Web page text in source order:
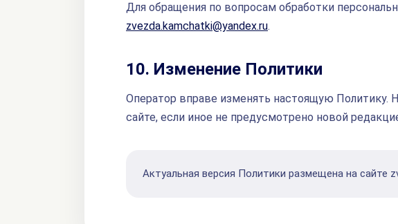
Для обращения по вопросам обработки
zvezda.kamchatki@yandex.ru.
10. Изменение Политики
Оператор вправе изменять настоящую Политику.
сайте, если иное не предусмотрено новой
Актуальная версия Политики размещена на сайте